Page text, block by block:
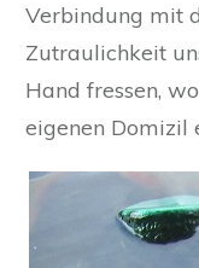
Verbindung mit
Zutraulichkeit
Hand fressen,
eigenen Domizil